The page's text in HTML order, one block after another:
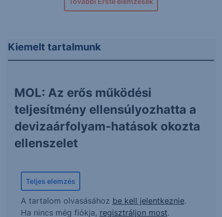
Kiemelt tartalmunk
MOL: Az erős működési
teljesítmény ellensúlyozhatta a
devizaárfolyam-hatások okozta
ellenszelet
Teljes elemzés
A tartalom olvasásához be kell jelentkeznie.
Ha nincs még fiókja, regisztráljon most.